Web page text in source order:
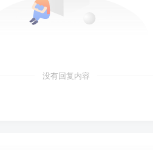
没有回复内容